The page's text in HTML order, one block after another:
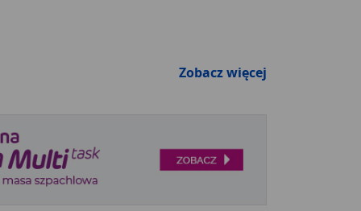
Zobacz więcej